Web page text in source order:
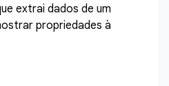
extrai dados de um
propriedades à